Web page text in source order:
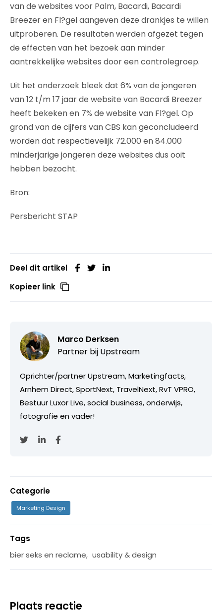
van de websites voor Palm, Bacardi, Bacardi
Breezer en Fl?gel aangeven deze drankjes te willen
uitproberen. De resultaten werden afgezet tegen
de effecten van het bezoek aan minder
aantrekkelijke websites door een controlegroep.
Uit het onderzoek bleek dat 6% van de jongeren
van 12 t/m 17 jaar de website van Bacardi Breezer
heeft bekeken en 7% de website van Fl?gel. Op
grond van de cijfers van CBS kan geconcludeerd
worden dat respectievelijk 72.000 en 84.000
minderjarige jongeren deze websites dus ooit
hebben bezocht.
Bron:
Persbericht STAP
Deel dit artikel
Kopieer link
Marco Derksen
Partner bij Upstream
Oprichter/partner Upstream, Marketingfacts,
Arnhem Direct, SportNext, TravelNext, RvT VPRO,
Bestuur Luxor Live, social business, onderwijs,
fotografie en vader!
Categorie
Marketing Design
Tags
bier seks en reclame, usability & design
Plaats reactie